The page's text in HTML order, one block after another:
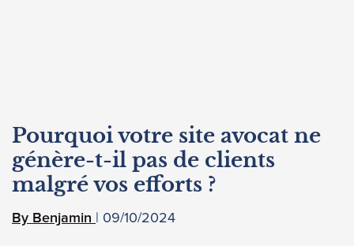
Pourquoi votre site avocat ne
génère-t-il pas de clients
malgré vos efforts ?
Benjamin 09/10/2024